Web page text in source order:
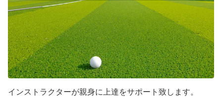
インストラクターが親身に上達をサポート致します。